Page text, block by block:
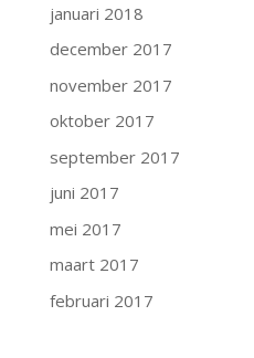
januari 2018
december 2017
november 2017
oktober 2017
september 2017
juni 2017
mei 2017
maart 2017
februari 2017